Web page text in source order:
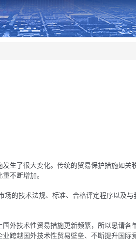
生了很大变化。传统的贸易保护措施如关
不断增加。
的技术法规、标准、合格评定程序以及
外技术性贸易措施更新频繁，所以恳请各
跨越国外技术性贸易壁垒、不断提升国际